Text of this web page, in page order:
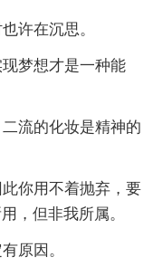
许在沉思。
梦想才是一种能
流的化妆是精神的
你用不着抛弃，要
，但非我所属。
原因。